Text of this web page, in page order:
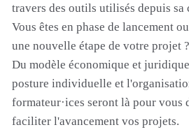
travers des outils utilisés depuis sa
Vous êtes en phase de lancement
une nouvelle étape de votre projet ?
Du modèle économique et
posture individuelle et
formateur·ices seront là pour vous
faciliter l'avancement vos projets.